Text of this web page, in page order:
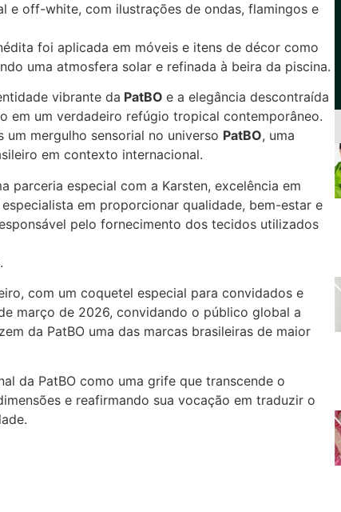
e off-white, com ilustrações de ondas, flamingos e
foi aplicada em móveis e itens de décor como
uma atmosfera solar e refinada à beira da piscina.
vibrante da PatBO e a elegância descontraída
em um verdadeiro refúgio tropical contemporâneo.
mergulho sensorial no universo PatBO, uma
em contexto internacional.
parceria especial com a Karsten, excelência em
em proporcionar qualidade, bem-estar e
pelo fornecimento dos tecidos utilizados
com um coquetel especial para convidados e
março de 2026, convidando o público global a
da PatBO uma das marcas brasileiras de maior
da PatBO como uma grife que transcende o
e reafirmando sua vocação em traduzir o